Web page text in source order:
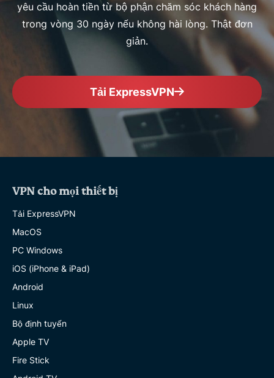
yêu cầu hoàn tiền từ bộ phận chăm sóc khách hàng
trong vòng 30 ngày nếu không hài lòng. Thật đơn
giản.
Tải ExpressVPN
VPN cho mọi thiết bị
Tải ExpressVPN
MacOS
PC Windows
iOS (iPhone & iPad)
Android
Linux
Bộ định tuyến
Apple TV
Fire Stick